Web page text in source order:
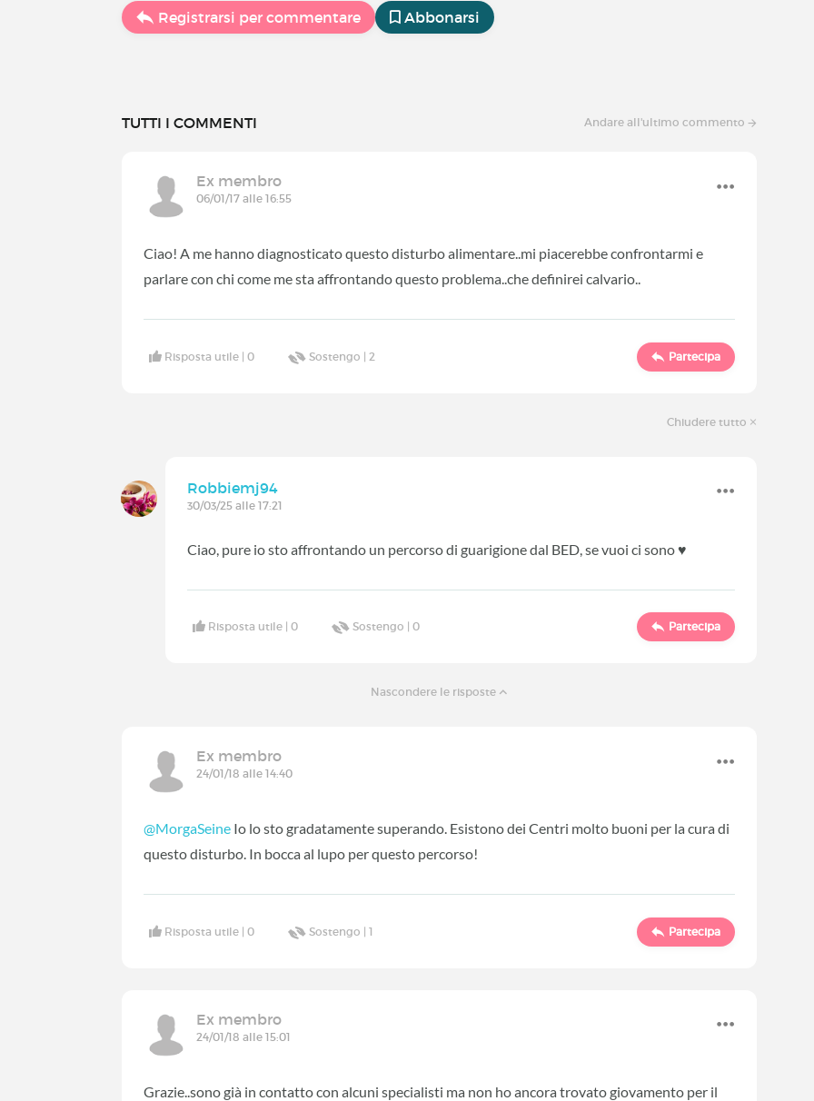
Registrarsi per commentare Abbonarsi
TUTTI I COMMENTI Andare all'ultimo commento
Ex membro
06/01/17 alle 16:55
Ciao! A me hanno diagnosticato questo disturbo alimentare..mi piacerebbe confrontarmi e
parlare con chi come me sta affrontando questo problema..che definirei calvario..
Risposta utile |0 Sostengo |2 Partecipa
Chiudere tutto
Robbiemj94
30/03/25 alle 17:21
Ciao, pure io sto affrontando un percorso di guarigione dal BED, se vuoi ci sono ♥️
Risposta utile |0 Sostengo |0 Partecipa
Nascondere le risposte
Ex membro
24/01/18 alle 14:40
@MorgaSeine Io lo sto gradatamente superando. Esistono dei Centri molto buoni per la cura di
questo disturbo. In bocca al lupo per questo percorso!
Risposta utile |0 Sostengo |1 Partecipa
Ex membro
24/01/18 alle 15:01
Grazie..sono già in contatto con alcuni specialisti ma non ho ancora trovato giovamento per il